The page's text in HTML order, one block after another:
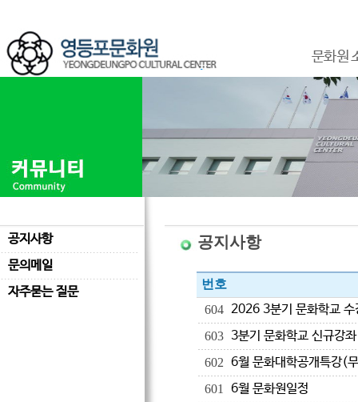
문화원
공지사항
문의메일
자주묻는 질문
공지사항
번호
604 2026 3분기 문화학교
603 3분기 문화학교 신규강좌
602 6월 문화대학공개특강(
601 6월 문화원일정